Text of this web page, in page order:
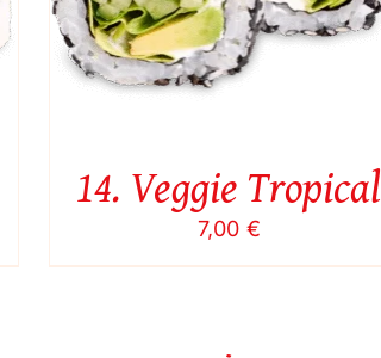
14. Veggie Tropical
7,00 €